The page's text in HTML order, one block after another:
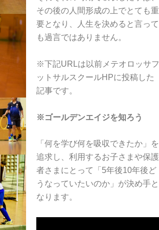
その後の人間形成の上でとても重
要となり、人生を決めると言って
も過言ではありません。
※下記URLは以前メテオロッサフ
ットサルスクールHPに投稿した
記事です。
※ゴールデンエイジを知ろう
「何を学び何を吸収できたか」を
追求し、利用するお子さまや保護
者さまにとって「5年後10年後ど
うなっていたいのか」が決め手と
なります。